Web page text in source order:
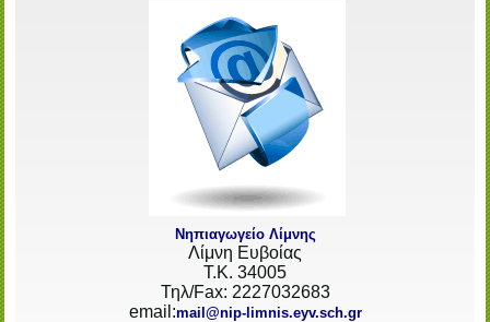
Νηπιαγωγείο Λίμνης
Λίμνη Ευβοίας
Τ.Κ. 34005
Τηλ/Fax: 2227032683
email:mail@nip-limnis.eyv.sch.gr